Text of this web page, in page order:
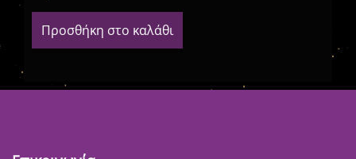
Προσθήκη στο καλάθι